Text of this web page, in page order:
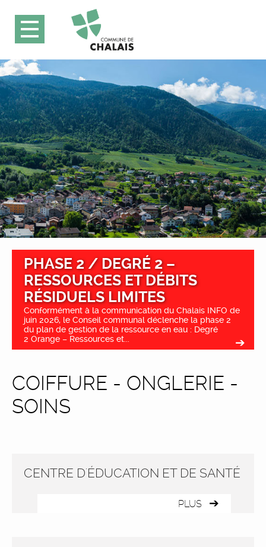
PHASE 2 / DEGRÉ 2 –
RESSOURCES ET DÉBITS
RÉSIDUELS LIMITES
Conformément à la communication du Chalais INFO de
juin 2026, le Conseil communal déclenche la phase 2
du plan de gestion de la ressource en eau : Degré
2 Orange – Ressources et...
COIFFURE - ONGLERIE -
SOINS
CENTRE D'ÉDUCATION ET DE SANTÉ
PLUS